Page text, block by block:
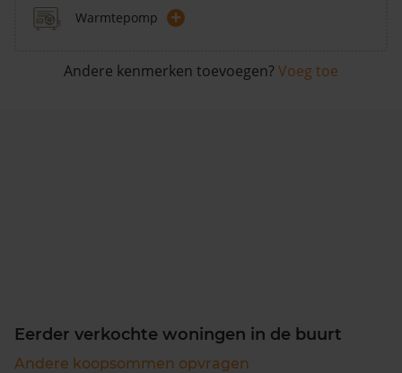
Warmtepomp +
Andere kenmerken toevoegen? Voeg toe
Eerder verkochte woningen in de buurt
Andere koopsommen opvragen